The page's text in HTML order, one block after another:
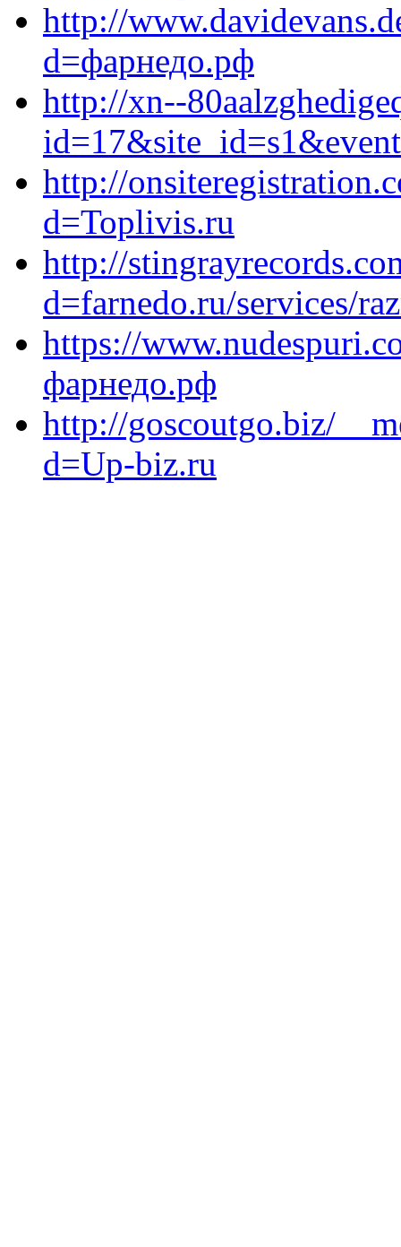
http://
d=фарнедо.рф
http://xn--
http://
d=Toplivis.ru
http://
d=farnedo.ru/services/
https://
фарнедо.рф
http://goscoutgo.biz/
d=Up-biz.ru